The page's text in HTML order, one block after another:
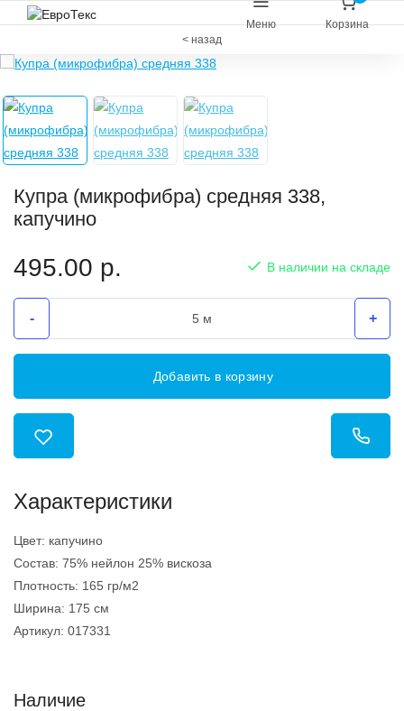
Меню
Корзина
< назад
Купра (микрофибра) средняя 338,
капучино
495.00 р. В наличии на складе
- +
Добавить в корзину
Характеристики
Цвет: капучино
Состав: 75% нейлон 25% вискоза
Плотность: 165 гр/м2
Ширина: 175 см
Артикул: 017331
Наличие